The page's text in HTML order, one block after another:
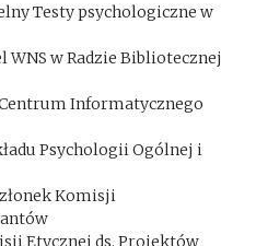
Testy psychologiczne w
w Radzie Bibliotecznej
Centrum Informatycznego
Psychologii Ogólnej i
Komisji
Etycznej ds. Projektów